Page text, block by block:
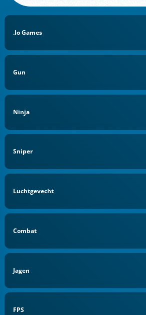
.io Games
Gun
Ninja
Sniper
Luchtgevecht
Combat
Jagen
FPS